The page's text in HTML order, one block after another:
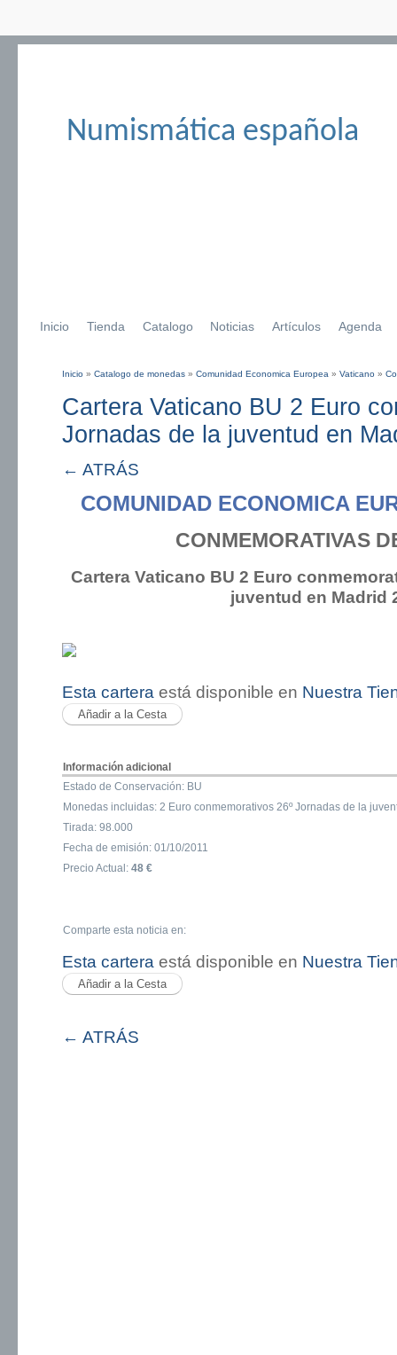
Numismática española
Inicio Tienda Catalogo Noticias Artículos Agenda
Inicio » Catalogo de monedas » Comunidad Economica Europea » Vaticano »
Cartera Vaticano BU 2 Euro
Jornadas de la juventud en
← ATRÁS
COMUNIDAD ECONOMICA
CONMEMORATIVAS
Cartera Vaticano BU 2 Euro
juventud en Madrid
Esta cartera está disponible en Nuestra
Información adicional
Estado de Conservación: BU
Monedas incluidas: 2 Euro conmemorativos 26º Jornadas de la
Tirada: 98.000
Fecha de emisión: 01/10/2011
Precio Actual: 48 €
Comparte esta noticia en:
Esta cartera está disponible en Nuestra
← ATRÁS